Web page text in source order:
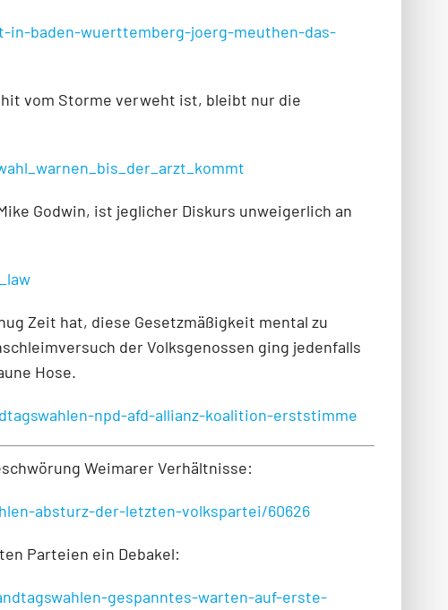
baden-wuerttemberg-joerg-meuthen-das-
vom Storme verweht ist, bleibt nur die
Godwin, ist jeglicher Diskurs unweigerlich an
Zeit hat, diese Gesetzmäßigkeit mental zu
der Volksgenossen ging jedenfalls
Hose.
npd-afd-allianz-koalition-erststimme
Weimarer Verhältnisse:
absturz-der-letzten-volkspartei/60626
Parteien ein Debakel:
gespanntes-warten-auf-erste-